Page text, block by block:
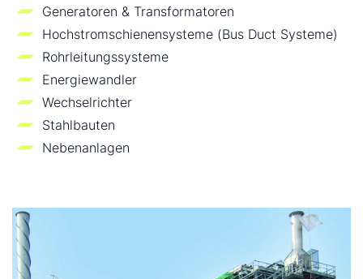
Generatoren & Transformatoren
Hochstromschienensysteme (Bus Duct Systeme)
Rohrleitungssysteme
Energiewandler
Wechselrichter
Stahlbauten
Nebenanlagen